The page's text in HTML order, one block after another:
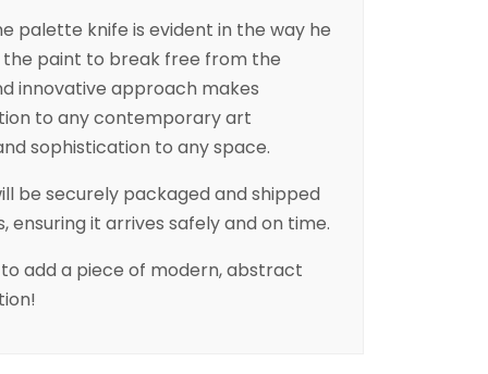
palette knife is evident in the way he
the paint to break free from the
innovative approach makes
to any contemporary art
sophistication to any space.
be securely packaged and shipped
ensuring it arrives safely and on time.
to add a piece of modern, abstract